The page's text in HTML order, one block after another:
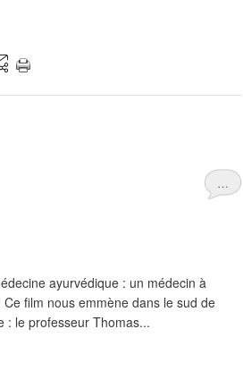
…
ayurvédique : un médecin à
film nous emmène dans le sud de
: le professeur Thomas...